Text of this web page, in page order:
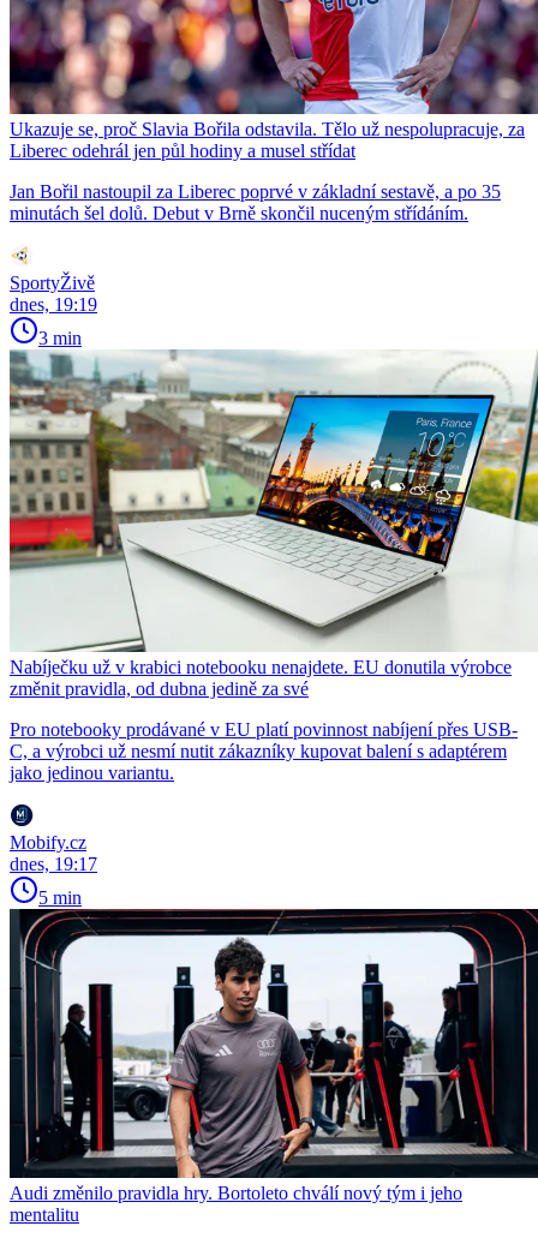
Ukazuje se, proč Slavia Bořila odstavila. Tělo už nespolupracuje, za
Liberec odehrál jen půl hodiny a musel střídat
Jan Bořil nastoupil za Liberec poprvé v základní sestavě, a po 35
minutách šel dolů. Debut v Brně skončil nuceným střídáním.
SportyŽivě
dnes, 19:19
3 min
Nabíječku už v krabici notebooku nenajdete. EU donutila výrobce
změnit pravidla, od dubna jedině za své
Pro notebooky prodávané v EU platí povinnost nabíjení přes USB-
C, a výrobci už nesmí nutit zákazníky kupovat balení s adaptérem
jako jedinou variantu.
Mobify.cz
dnes, 19:17
5 min
Audi změnilo pravidla hry. Bortoleto chválí nový tým i jeho
mentalitu